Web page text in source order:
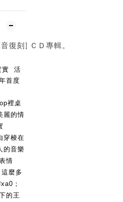
復刻] ＣＤ專輯。
實  活
首度
裡桌
麗的情
穿梭在
的音樂
情
麼多
；
的王